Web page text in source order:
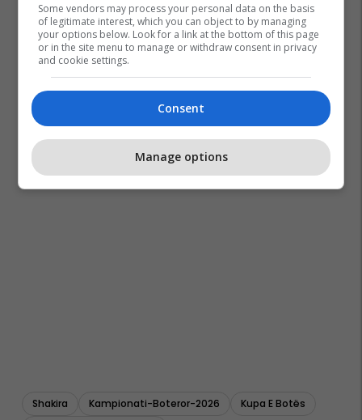
Shakira Kampionati-Boteror-2026 Kupa E Botës
Some vendors may process your personal data on the basis
of legitimate interest, which you can object to by managing
your options below. Look for a link at the bottom of this page
or in the site menu to manage or withdraw consent in privacy
and cookie settings.
Consent
Manage options